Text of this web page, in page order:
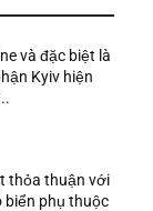
và đặc biệt là
Kyiv hiện
thỏa thuận với
biển phụ thuộc